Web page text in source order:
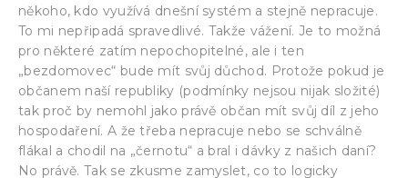
někoho, kdo využívá dnešní systém a stejně nepracuje.
To mi nepřipadá spravedlivé. Takže vážení. Je to možná
pro některé zatím nepochopitelné, ale i ten
„bezdomovec“ bude mít svůj důchod. Protože pokud je
občanem naší republiky (podmínky nejsou nijak složité)
tak proč by nemohl jako právě občan mít svůj díl z jeho
hospodaření. A že třeba nepracuje nebo se schválně
flákal a chodil na „černotu“ a bral i dávky z našich daní?
No právě. Tak se zkusme zamyslet, co to logicky